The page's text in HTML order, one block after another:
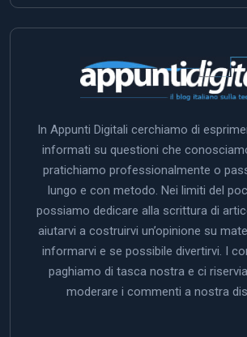
In Appunti Digitali cerchiamo di
informati su questioni che
pratichiamo professionalmente o
lungo e con metodo. Nei limiti del
possiamo dedicare alla scrittura di
aiutarvi a costruirvi un’opinione su
informarvi e se possibile divertirvi. I
paghiamo di tasca nostra e ci
moderare i commenti a nostra